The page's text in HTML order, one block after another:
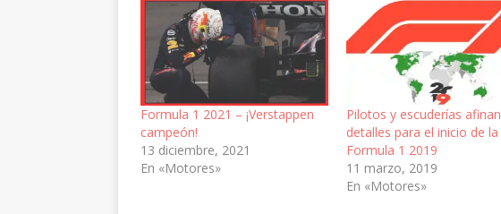
Formula 1 2021 – ¡Verstappen
campeón!
13 diciembre, 2021
En «Motores»
Pilotos y escuderías afinan
detalles para el inicio de la
Formula 1 2019
11 marzo, 2019
En «Motores»